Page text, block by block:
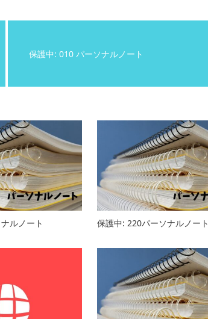
保護中: 010 パーソナルノート
ルノート 保護中: 220パーソナルノート